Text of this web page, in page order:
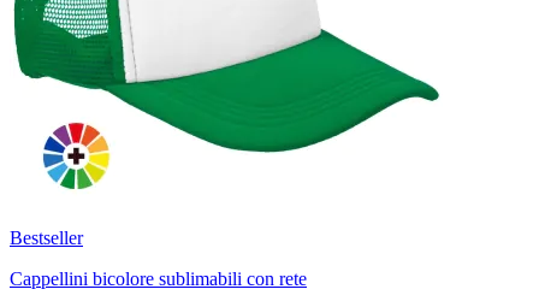
Bestseller
Cappellini bicolore sublimabili con rete